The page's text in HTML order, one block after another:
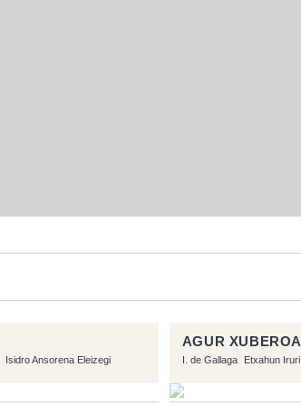
Isidro Ansorena Eleizegi
AGUR XUBEROA
I. de Gallaga Etxahun Iruri